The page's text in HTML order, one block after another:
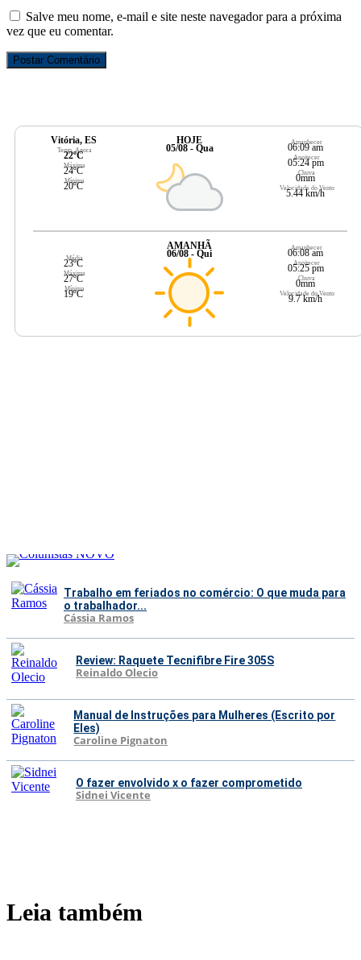
Salve meu nome, e-mail e site neste navegador para a próxima
vez que eu comentar.
Vitória, ES
Temp. Agora
22ºC
Máxima
24ºC
Mínima
20ºC
HOJE
05/08 - Qua
Amanhecer
06:09 am
Anoitecer
05:24 pm
Chuva
0mm
Velocidade do Vento
5.44 km/h
Média
23ºC
Máxima
27ºC
Mínima
19ºC
AMANHÃ
06/08 - Qui
Amanhecer
06:08 am
Anoitecer
05:25 pm
Chuva
0mm
Velocidade do Vento
9.7 km/h
Trabalho em feriados no comércio: O que muda para
o trabalhador...
Cássia Ramos
Review: Raquete Tecnifibre Fire 305S
Reinaldo Olecio
Manual de Instruções para Mulheres (Escrito por
Eles)
Caroline Pignaton
O fazer envolvido x o fazer comprometido
Sidnei Vicente
Leia também